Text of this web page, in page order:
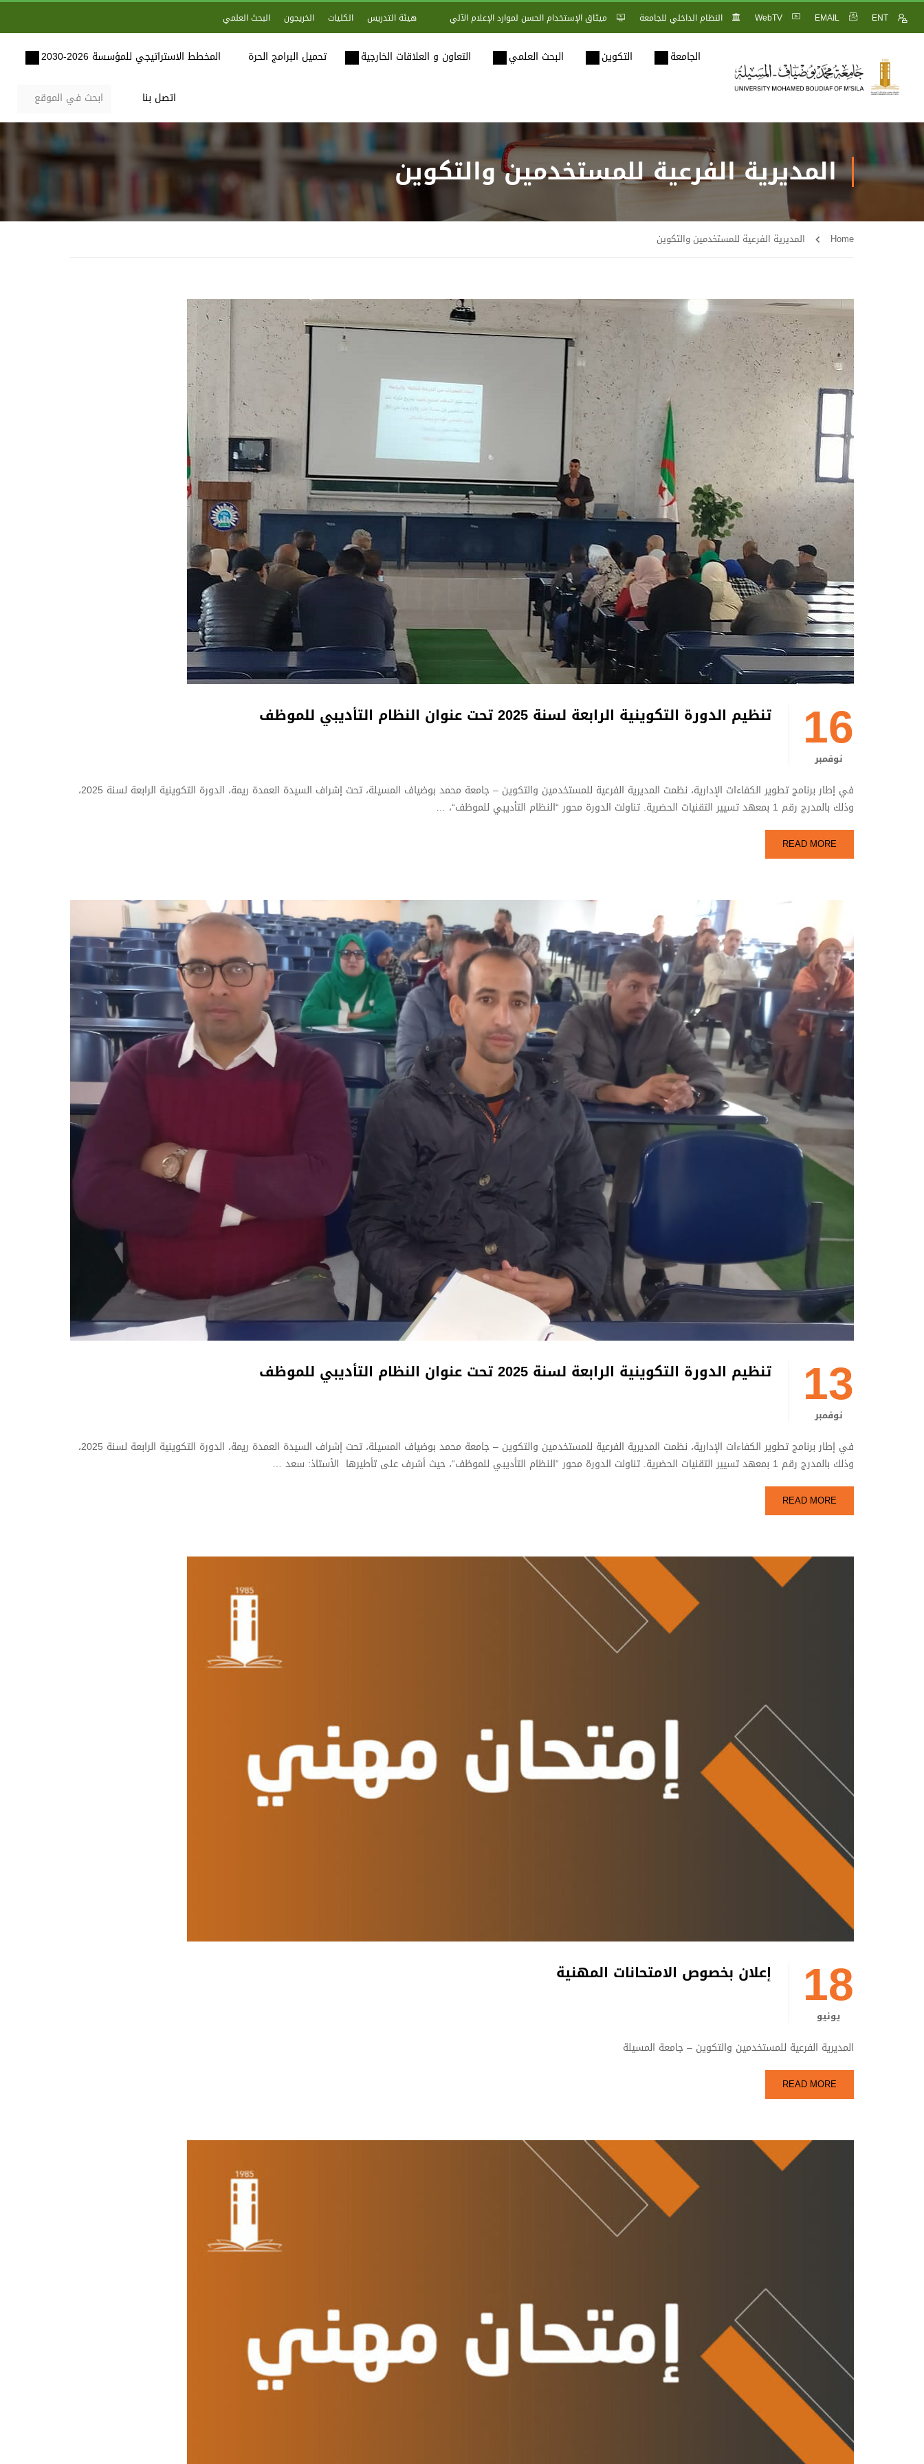
ENT
EMAIL
WebTV النظام الداخلي للجامعة ميثاق الإستخدام الحسن لموارد الإعلام الآلي هيئة التدريس الكليات الخريجون البحث العلمي
الجامعة التكوين البحث العلمي التعاون و العلاقات الخارجية تحميل البرامج الحرة المخطط الاستراتيجي للمؤسسة 2026-2030
اتصل بنا
المديرية الفرعية للمستخدمين والتكوين
Home المديرية الفرعية للمستخدمين والتكوين
16
نوفمبر
تنظيم الدورة التكوينية الرابعة لسنة 2025 تحت عنوان النظام التأديبي للموظف
في إطار برنامج تطوير الكفاءات الإدارية، نظمت المديرية الفرعية للمستخدمين والتكوين – جامعة محمد بوضياف المسيلة، تحت إشراف السيدة العمدة ريمة، الدورة التكوينية الرابعة لسنة 2025،
وذلك بالمدرج رقم 1 بمعهد تسيير التقنيات الحضرية. تناولت الدورة محور “النظام التأديبي للموظف“، …
READ MORE
13
نوفمبر
تنظيم الدورة التكوينية الرابعة لسنة 2025 تحت عنوان النظام التأديبي للموظف
في إطار برنامج تطوير الكفاءات الإدارية، نظمت المديرية الفرعية للمستخدمين والتكوين – جامعة محمد بوضياف المسيلة، تحت إشراف السيدة العمدة ريمة، الدورة التكوينية الرابعة لسنة 2025،
وذلك بالمدرج رقم 1 بمعهد تسيير التقنيات الحضرية. تناولت الدورة محور “النظام التأديبي للموظف“، حيث أشرف على تأطيرها الأستاذ: سعد …
READ MORE
18
يونيو
إعلان بخصوص الامتحانات المهنية
المديرية الفرعية للمستخدمين والتكوين – جامعة المسيلة
READ MORE